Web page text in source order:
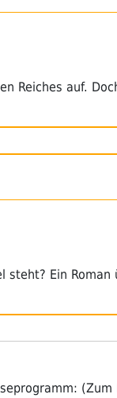
Reiches auf.
Ein Roman